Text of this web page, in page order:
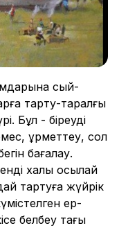
сый-
тарту-таралғы
Бұл - біреуді
құрметтеу, сол
бағалау.
халық осылай
тартуға жүйрік
ер-
белбеу тағы